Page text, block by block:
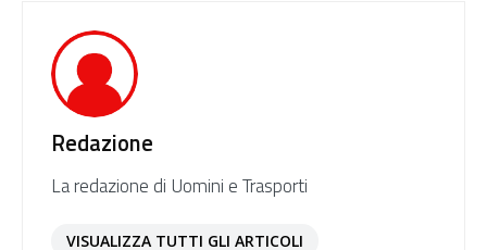
Redazione
La redazione di Uomini e Trasporti
VISUALIZZA TUTTI GLI ARTICOLI